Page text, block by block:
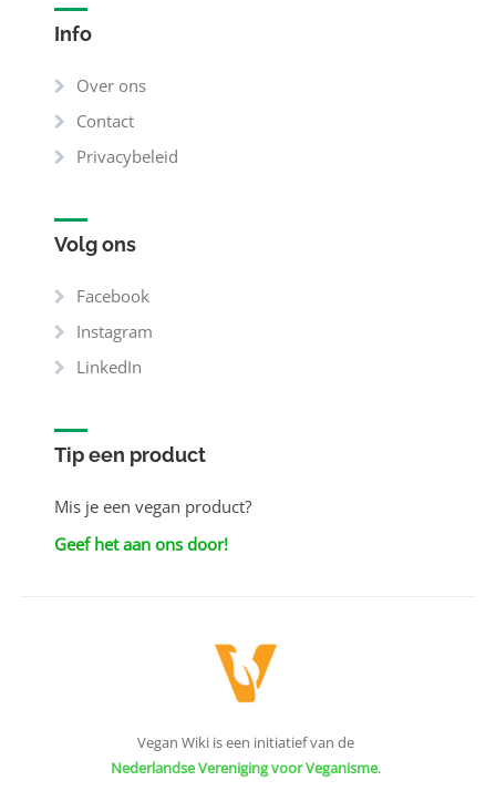
Info
Over ons
Contact
Privacybeleid
Volg ons
Facebook
Instagram
LinkedIn
Tip een product
Mis je een vegan product?
Geef het aan ons door!
Vegan Wiki is een initiatief van de
Nederlandse Vereniging voor Veganisme.